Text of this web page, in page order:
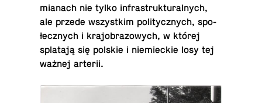
mia­nach nie tylko in­fra­struk­tu­ral­nych,
ale przede wszyst­kim po­li­tycz­nych, spo­
łecz­nych i kra­jo­bra­zo­wych, w której
spla­ta­ją się polskie i nie­miec­kie losy tej
ważnej arterii.